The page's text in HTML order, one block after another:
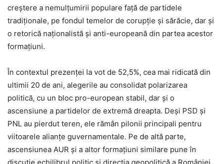
creștere a nemulțumirii populare față de partidele
tradiționale, pe fondul temelor de corupție și sărăcie, dar și
o retorică naționalistă și anti-europeană din partea acestor
formațiuni.
În contextul prezenței la vot de 52,5%, cea mai ridicată din
ultimii 20 de ani, alegerile au consolidat polarizarea
politică, cu un bloc pro-european stabil, dar și o
ascensiune a partidelor de extremă dreapta. Deși PSD și
PNL au pierdut teren, ele rămân pilonii principali pentru
viitoarele alianțe guvernamentale. Pe de altă parte,
ascensiunea AUR și a altor formațiuni similare pune în